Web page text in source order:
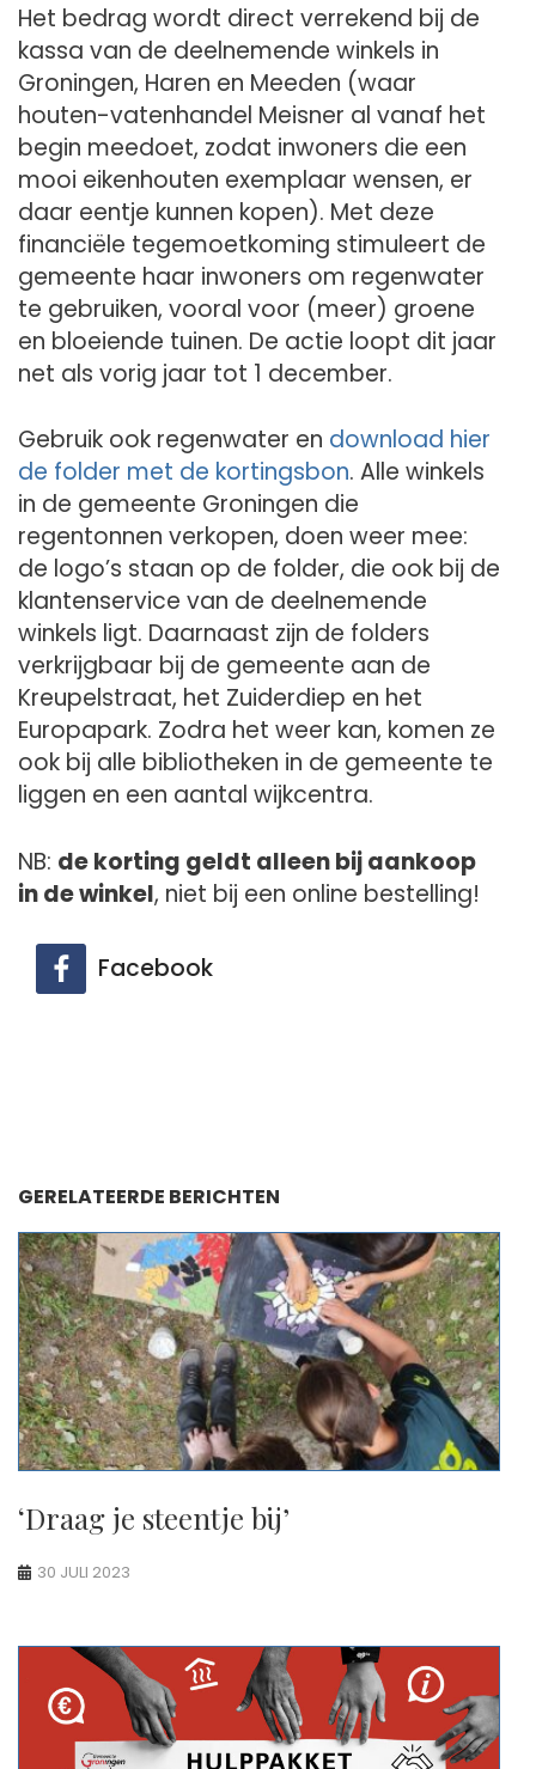
Het bedrag wordt direct verrekend bij de
kassa van de deelnemende winkels in
Groningen, Haren en Meeden (waar
houten-vatenhandel Meisner al vanaf het
begin meedoet, zodat inwoners die een
mooi eikenhouten exemplaar wensen, er
daar eentje kunnen kopen). Met deze
financiële tegemoetkoming stimuleert de
gemeente haar inwoners om regenwater
te gebruiken, vooral voor (meer) groene
en bloeiende tuinen. De actie loopt dit jaar
net als vorig jaar tot 1 december.
Gebruik ook regenwater en download hier
de folder met de kortingsbon. Alle winkels
in de gemeente Groningen die
regentonnen verkopen, doen weer mee:
de logo’s staan op de folder, die ook bij de
klantenservice van de deelnemende
winkels ligt. Daarnaast zijn de folders
verkrijgbaar bij de gemeente aan de
Kreupelstraat, het Zuiderdiep en het
Europapark. Zodra het weer kan, komen ze
ook bij alle bibliotheken in de gemeente te
liggen en een aantal wijkcentra.
NB: de korting geldt alleen bij aankoop
in de winkel, niet bij een online bestelling!
Facebook
GERELATEERDE BERICHTEN
‘Draag je steentje bij’
30 JULI 2023